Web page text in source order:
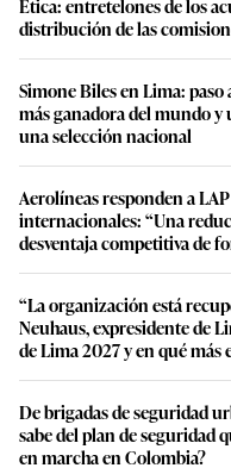
distribución de las
Simone Biles en Lima: paso
más ganadora del mundo
una selección nacional
Aerolíneas responden a
internacionales: “Una
desventaja competitiva de
“La organización está
Neuhaus, expresidente de
de Lima 2027 y en qué
De brigadas de seguridad
sabe del plan de seguridad
en marcha en Colombia?